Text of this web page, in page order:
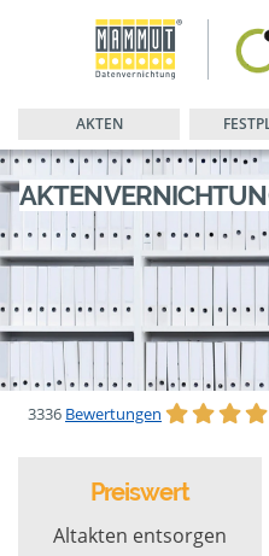
AKTEN
3336 Bewertungen
Preiswert
Altakten entsorgen